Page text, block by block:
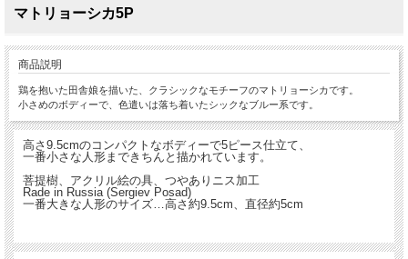
マトリョーシカ5P
商品説明
鶏を抱いた田舎娘を描いた、クラシックなモチーフのマトリョーシカです。
小さめのボディーで、色遣いは落ち着いたシックなブルー系です。
高さ9.5cmのコンパクトなボディーで5ピース仕立て、
一番小さな人形まできちんと描かれています。
菩提樹、アクリル絵の具、つやありニス加工
Rade in Russia (Sergiev Posad)
一番大きな人形のサイズ…高さ約9.5cm、直径約5cm